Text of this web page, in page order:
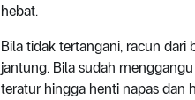
hebat.
Bila tidak tertangani, racun
jantung. Bila sudah
teratur hingga henti napas dan